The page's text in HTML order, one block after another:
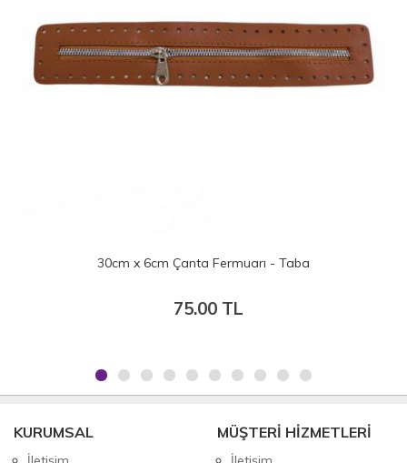
30cm x 6cm Çanta Fermuarı - Bordo
75.00 TL
KURUMSAL MÜŞTERİ HİZMETLERİ